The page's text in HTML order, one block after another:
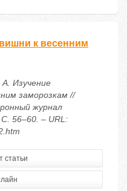
к весенним
Изучение
заморозкам //
журнал
56–60. – URL:
статьи